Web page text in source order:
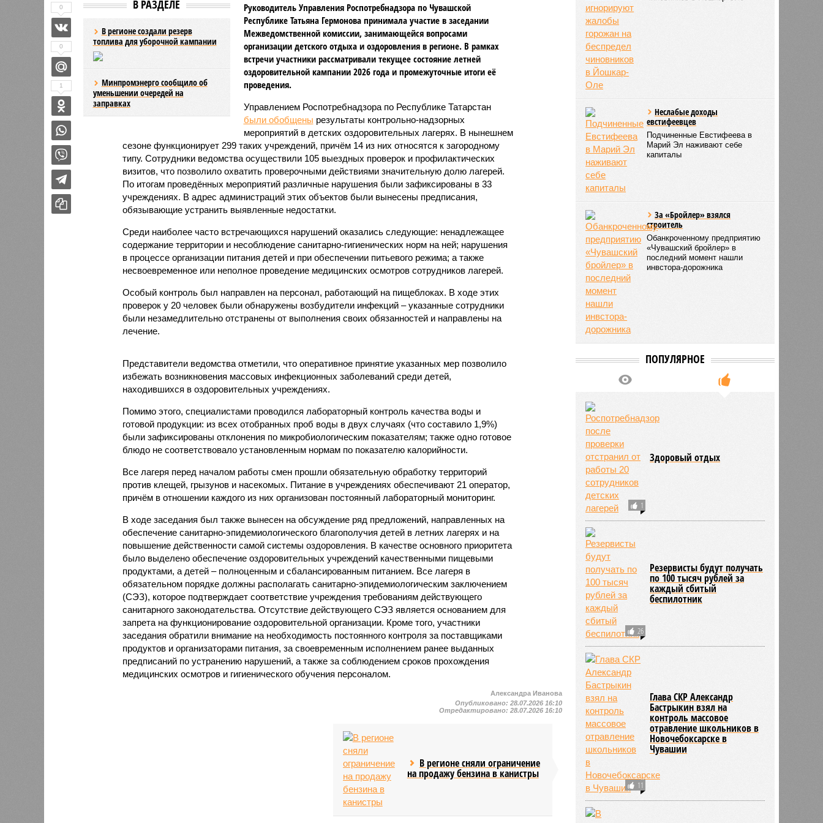
В РАЗДЕЛЕ
В регионе создали резерв
топлива для уборочной кампании
Минпромэнерго сообщило об
уменьшении очередей на
заправках
Руководитель Управления Роспотребнадзора по Чувашской
Республике Татьяна Гермонова принимала участие в заседании
Межведомственной комиссии, занимающейся вопросами
организации детского отдыха и оздоровления в регионе. В рамках
встречи участники рассматривали текущее состояние летней
оздоровительной кампании 2026 года и промежуточные итоги её
проведения.
Управлением Роспотребнадзора по Республике Татарстан
были обобщены результаты контрольно-надзорных
мероприятий в детских оздоровительных лагерях. В нынешнем
сезоне функционирует 299 таких учреждений, причём 14 из них относятся к загородному
типу. Сотрудники ведомства осуществили 105 выездных проверок и профилактических
визитов, что позволило охватить проверочными действиями значительную долю лагерей.
По итогам проведённых мероприятий различные нарушения были зафиксированы в 33
учреждениях. В адрес администраций этих объектов были вынесены предписания,
обязывающие устранить выявленные недостатки.
Среди наиболее часто встречающихся нарушений оказались следующие: ненадлежащее
содержание территории и несоблюдение санитарно-гигиенических норм на ней; нарушения
в процессе организации питания детей и при обеспечении питьевого режима; а также
несвоевременное или неполное проведение медицинских осмотров сотрудников лагерей.
Особый контроль был направлен на персонал, работающий на пищеблоках. В ходе этих
проверок у 20 человек были обнаружены возбудители инфекций – указанные сотрудники
были незамедлительно отстранены от выполнения своих обязанностей и направлены на
лечение.
Представители ведомства отметили, что оперативное принятие указанных мер позволило
избежать возникновения массовых инфекционных заболеваний среди детей,
находившихся в оздоровительных учреждениях.
Помимо этого, специалистами проводился лабораторный контроль качества воды и
готовой продукции: из всех отобранных проб воды в двух случаях (что составило 1,9%)
были зафиксированы отклонения по микробиологическим показателям; также одно готовое
блюдо не соответствовало установленным нормам по показателю калорийности.
Все лагеря перед началом работы смен прошли обязательную обработку территорий
против клещей, грызунов и насекомых. Питание в учреждениях обеспечивают 21 оператор,
причём в отношении каждого из них организован постоянный лабораторный мониторинг.
В ходе заседания был также вынесен на обсуждение ряд предложений, направленных на
обеспечение санитарно-эпидемиологического благополучия детей в летних лагерях и на
повышение действенности самой системы оздоровления. В качестве основного приоритета
было выделено обеспечение оздоровительных учреждений качественными пищевыми
продуктами, а детей – полноценным и сбалансированным питанием. Все лагеря в
обязательном порядке должны располагать санитарно-эпидемиологическим заключением
(СЭЗ), которое подтверждает соответствие учреждения требованиям действующего
санитарного законодательства. Отсутствие действующего СЭЗ является основанием для
запрета на функционирование оздоровительной организации. Кроме того, участники
заседания обратили внимание на необходимость постоянного контроля за поставщиками
продуктов и организаторами питания, за своевременным исполнением ранее выданных
предписаний по устранению нарушений, а также за соблюдением сроков прохождения
медицинских осмотров и гигиенического обучения персоналом.
0
0
1
Александра Иванова
Опубликовано:28.07.2026 16:10
Отредактировано:28.07.2026 16:10
В регионе сняли ограничение
на продажу бензина в канистры
Неслабые доходы
евстифеевцев
Подчиненные Евстифеева в
Марий Эл наживают себе
капиталы
За «Бройлер» взялся
строитель
Обанкроченному предприятию
«Чувашский бройлер» в
последний момент нашли
инвстора-дорожника
ПОПУЛЯРНОЕ
1
Здоровый отдых
26
Резервисты будут получать
по 100 тысяч рублей за
каждый сбитый
беспилотник
11
Глава СКР Александр
Бастрыкин взял на
контроль массовое
отравление школьников в
Новочебоксарске в
Чувашии